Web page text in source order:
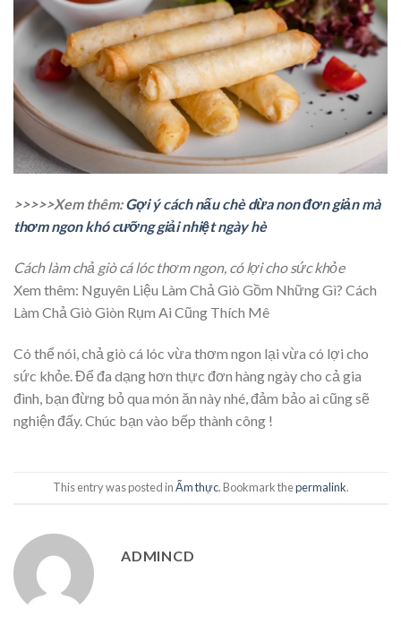
>>>>>Xem thêm:Gợi ý cách nấu chè dừa non đơn giản mà
thơm ngon khó cưỡng giải nhiệt ngày hè
Cách làm chả giò cá lóc thơm ngon, có lợi cho sức khỏe
Xem thêm: Nguyên Liệu Làm Chả Giò Gồm Những Gì? Cách
Làm Chả Giò Giòn Rụm Ai Cũng Thích Mê
Có thể nói, chả giò cá lóc vừa thơm ngon lại vừa có lợi cho
sức khỏe. Để đa dạng hơn thực đơn hàng ngày cho cả gia
đình, bạn đừng bỏ qua món ăn này nhé, đảm bảo ai cũng sẽ
nghiện đấy. Chúc bạn vào bếp thành công !
This entry was posted inẨm thực. Bookmark thepermalink.
ADMINCD